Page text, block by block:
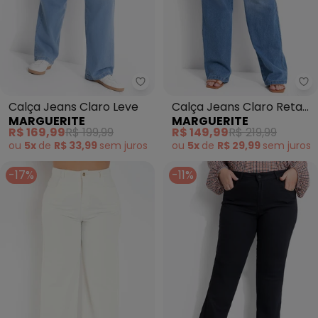
Marguerite - Calça Jeans Claro
Calça Jeans Claro Leve
MARGUERITE
R$ 169,99R$ 199,99
ou 5x de R$ 33,99 sem juros
Calça Jeans Claro Reta
com Cinto
MARGUERITE
R$ 149,99R$ 219,99
ou 5x de R$ 29,99 sem juros
-17% -11%